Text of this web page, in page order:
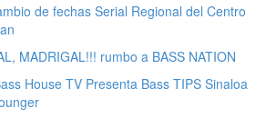
de fechas Serial Regional del Centro
MADRIGAL!!! rumbo a BASS NATION
House TV Presenta Bass TIPS Sinaloa